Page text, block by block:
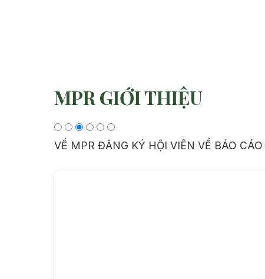
MPR GIỚI THIỆU
VỀ MPR ĐĂNG KÝ HỘI VIÊN VỀ BÁO CÁO